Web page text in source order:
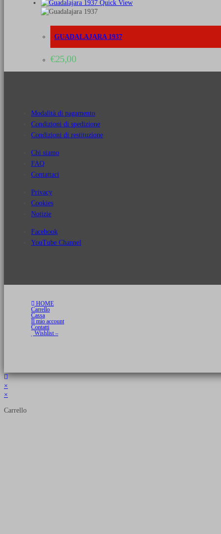
Quick View
GUADALAJARA 1937
€25,00
Modalità di pagamento
Condizioni di spedizione
Condizioni di restituzione
Chi siamo
FAQ
Contattaci
Privacy
Cookies
Notizie
Facebook
YouTube Channel
HOME
Carrello
Cassa
Il mio account
Contatti
Wishlist –
×
×
Carrello